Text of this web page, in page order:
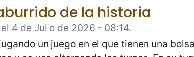
de la historia
4 de Julio de 2026 - 08:14.
un juego en el que tienen una